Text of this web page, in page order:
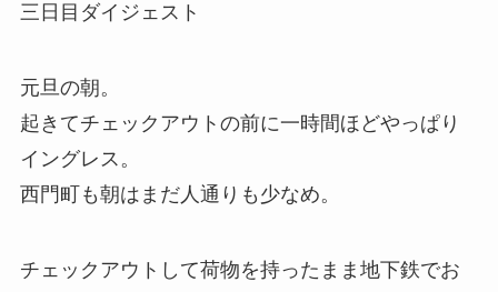
三日目ダイジェスト
元旦の朝。
起きてチェックアウトの前に一時間ほどやっぱり
イングレス。
西門町も朝はまだ人通りも少なめ。
チェックアウトして荷物を持ったまま地下鉄でお